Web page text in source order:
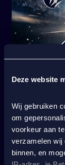
Deze website
Wij gebruiken
om
voorkeur aan
verzamelen wij
binnen, en
TOT 100X JE